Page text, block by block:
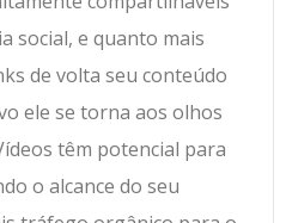
social, e quanto mais
de volta seu conteúdo
ele se torna aos olhos
têm potencial para
o alcance do seu